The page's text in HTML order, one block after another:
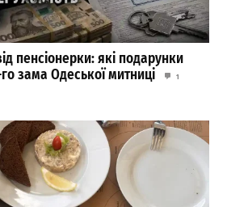
пенсіонерки: які подарунки
зама Одеської митниці
1